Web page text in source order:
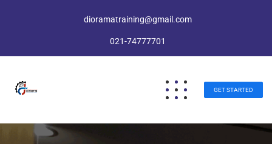
dioramatraining@gmail.com
021-74777701
GET STARTED